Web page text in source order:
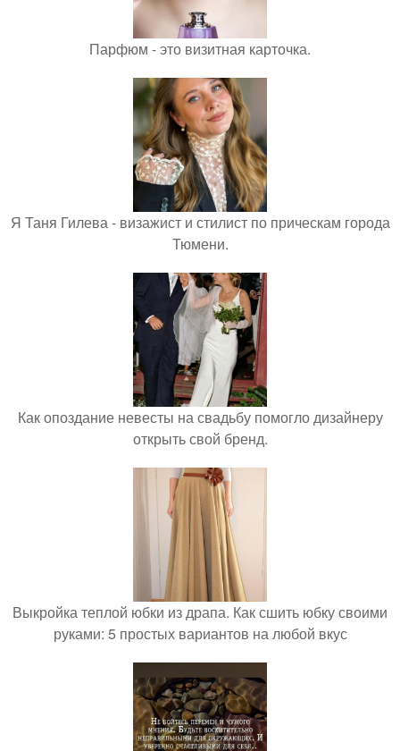
Парфюм - это визитная карточка.
Я Таня Гилева - визажист и стилист по прическам города
Тюмени.
Как опоздание невесты на свадьбу помогло дизайнеру
открыть свой бренд.
Выкройка теплой юбки из драпа. Как сшить юбку своими
руками: 5 простых вариантов на любой вкус